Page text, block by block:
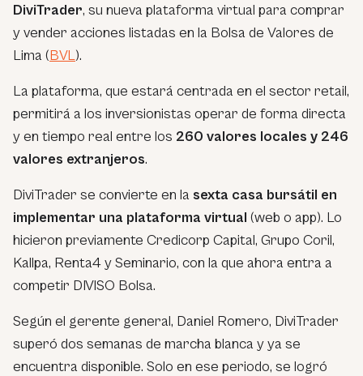
DiviTrader, su nueva plataforma virtual para comprar
y vender acciones listadas en la Bolsa de Valores de
Lima (BVL).
La plataforma, que estará centrada en el sector retail,
permitirá a los inversionistas operar de forma directa
y en tiempo real entre los 260 valores locales y 246
valores extranjeros.
DiviTrader se convierte en la sexta casa bursátil en
implementar una plataforma virtual (web o app). Lo
hicieron previamente Credicorp Capital, Grupo Coril,
Kallpa, Renta4 y Seminario, con la que ahora entra a
competir DIVISO Bolsa.
Según el gerente general, Daniel Romero, DiviTrader
superó dos semanas de marcha blanca y ya se
encuentra disponible. Solo en ese periodo, se logró